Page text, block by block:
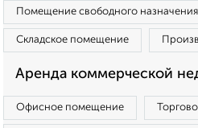
Помещение свободного назначения
Складское помещение
Аренда коммерческой
Офисное помещение